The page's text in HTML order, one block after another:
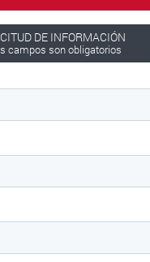
DE INFORMACIÓN
campos son obligatorios